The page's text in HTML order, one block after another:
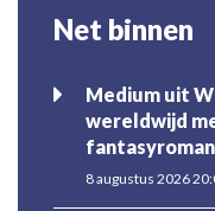
Net binnen
Medium uit
wereldwijd
fantasyroman
8 augustus 2026